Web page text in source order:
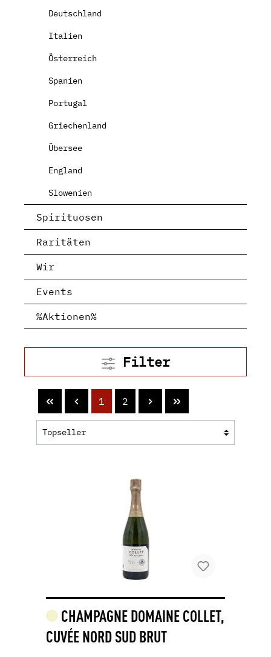
Deutschland
Italien
Österreich
Spanien
Portugal
Griechenland
Übersee
England
Slowenien
Spirituosen
Raritäten
Wir
Events
%Aktionen%
Filter
1 2
CHAMPAGNE DOMAINE COLLET,
CUVÉE NORD SUD BRUT